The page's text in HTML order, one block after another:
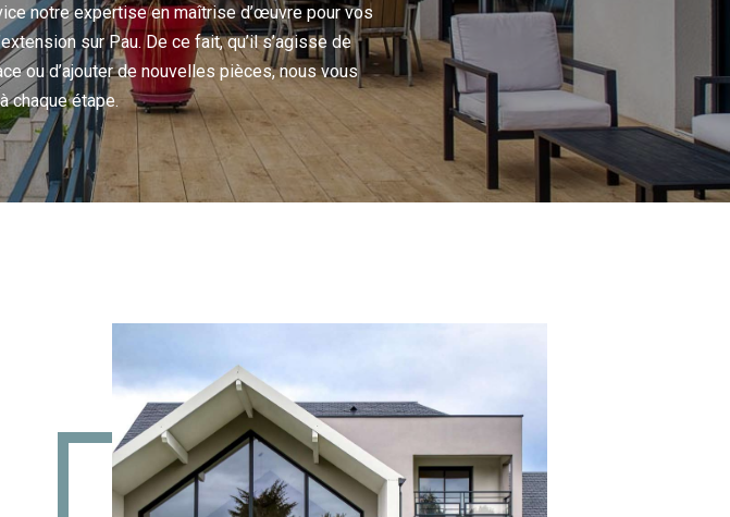
notre expertise en maîtrise d’œuvre pour vos
sur Pau. De ce fait, qu’il s’agisse de
ou d’ajouter de nouvelles pièces, nous vous
chaque étape.